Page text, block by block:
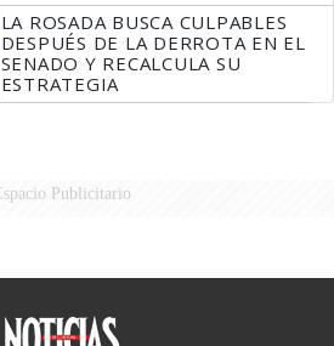
LA ROSADA BUSCA CULPABLES
DESPUÉS DE LA DERROTA EN EL
SENADO Y RECALCULA SU
ESTRATEGIA
Publicitario